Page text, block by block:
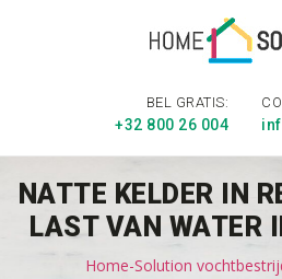
BEL GRATIS:
+32 800 26 004
NATTE KELDER IN
LAST VAN WATER
Home-Solution